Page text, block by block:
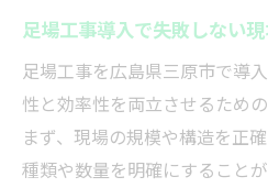
足場工事導入で失敗しない
足場工事を広島県三原市で導
性と効率性を両立させるため
まず、現場の規模や構造を正
種類や数量を明確にすること